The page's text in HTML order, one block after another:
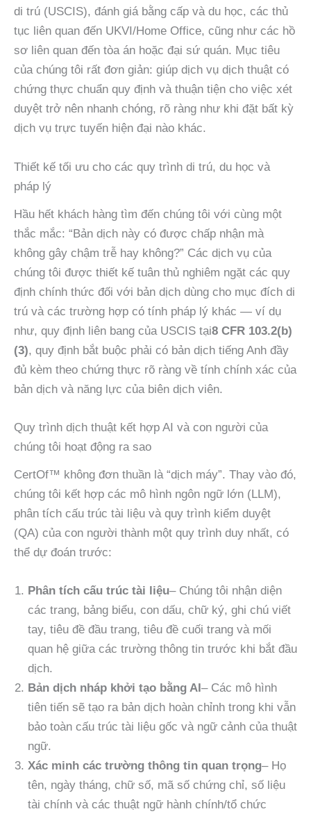
di trú (USCIS), đánh giá bằng cấp và du học, các thủ
tục liên quan đến UKVI/Home Office, cũng như các hồ
sơ liên quan đến tòa án hoặc đại sứ quán. Mục tiêu
của chúng tôi rất đơn giản: giúp dịch vụ dịch thuật có
chứng thực chuẩn quy định và thuận tiện cho việc xét
duyệt trở nên nhanh chóng, rõ ràng như khi đặt bất kỳ
dịch vụ trực tuyến hiện đại nào khác.
Thiết kế tối ưu cho các quy trình di trú, du học và
pháp lý
Hầu hết khách hàng tìm đến chúng tôi với cùng một
thắc mắc: “Bản dịch này có được chấp nhận mà
không gây chậm trễ hay không?” Các dịch vụ của
chúng tôi được thiết kế tuân thủ nghiêm ngặt các quy
định chính thức đối với bản dịch dùng cho mục đích di
trú và các trường hợp có tính pháp lý khác — ví dụ
như, quy định liên bang của USCIS tại8 CFR 103.2(b)
(3), quy định bắt buộc phải có bản dịch tiếng Anh đầy
đủ kèm theo chứng thực rõ ràng về tính chính xác của
bản dịch và năng lực của biên dịch viên.
Quy trình dịch thuật kết hợp AI và con người của
chúng tôi hoạt động ra sao
CertOf™ không đơn thuần là “dịch máy”. Thay vào đó,
chúng tôi kết hợp các mô hình ngôn ngữ lớn (LLM),
phân tích cấu trúc tài liệu và quy trình kiểm duyệt
(QA) của con người thành một quy trình duy nhất, có
thể dự đoán trước:
Phân tích cấu trúc tài liệu– Chúng tôi nhận diện
các trang, bảng biểu, con dấu, chữ ký, ghi chú viết
tay, tiêu đề đầu trang, tiêu đề cuối trang và mối
quan hệ giữa các trường thông tin trước khi bắt đầu
dịch.
Bản dịch nháp khởi tạo bằng AI– Các mô hình
tiên tiến sẽ tạo ra bản dịch hoàn chỉnh trong khi vẫn
bảo toàn cấu trúc tài liệu gốc và ngữ cảnh của thuật
ngữ.
Xác minh các trường thông tin quan trọng– Họ
tên, ngày tháng, chữ số, mã số chứng chỉ, số liệu
tài chính và các thuật ngữ hành chính/tổ chức